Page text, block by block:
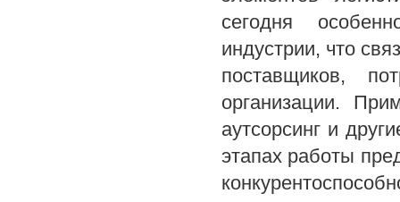
сегодня
индустрии, что
поставщиков,
организации.
аутсорсинг и
этапах работы